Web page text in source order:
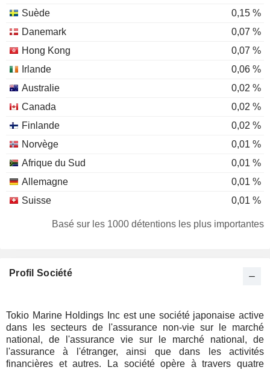
Suède
0,15 %
Danemark
0,07 %
Hong Kong
0,07 %
Irlande
0,06 %
Australie
0,02 %
Canada
0,02 %
Finlande
0,02 %
Norvège
0,01 %
Afrique du Sud
0,01 %
Allemagne
0,01 %
Suisse
0,01 %
Etats-Unis
0,01 %
Mexique
0,01 %
Luxembourg
0,01 %
Nouvelle-Zélande
0,01 %
Basé sur les 1000 détentions les plus importantes
Profil Société
Tokio Marine Holdings Inc est une société japonaise active
dans les secteurs de l'assurance non-vie sur le marché
national, de l'assurance vie sur le marché national, de
l'assurance à l'étranger, ainsi que dans les activités
financières et autres. La société opère à travers quatre